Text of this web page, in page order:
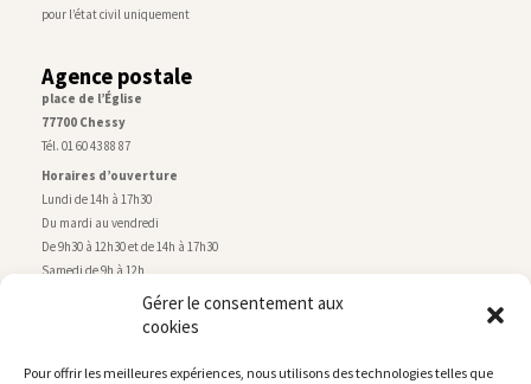
Gérer le consentement aux
cookies
Pour offrir les meilleures expériences, nous utilisons des technologies telles que
pour l’état civil uniquement
Agence postale
place de l’Église
77700 Chessy
Tél. 01 60 43 88 87
Horaires d’ouverture
Lundi de 14h à 17h30
Du mardi au vendredi
De 9h30 à 12h30 et de 14h à 17h30
Samedi de 9h à 12h
Service technique
rue de Montry–77700 Chessy